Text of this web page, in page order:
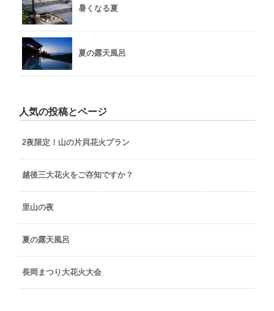
暑くなる夏
夏の露天風呂
人気の投稿とページ
2夜限定！山の片貝花火プラン
越後三大花火をご存知ですか？
里山の夜
夏の露天風呂
長岡まつり大花火大会